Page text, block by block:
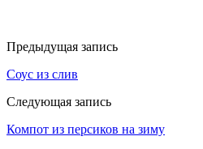
Предыдущая запись
Соус из слив
Следующая запись
Компот из персиков на зиму